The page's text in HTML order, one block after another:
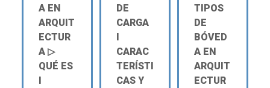
A EN
ARQUIT
ECTUR
A ▷
QUÉ ES
Ι
DE
CARGA
Ι
CARAC
TERÍSTI
CAS Y
TIPOS
DE
BÓVED
A EN
ARQUIT
ECTUR